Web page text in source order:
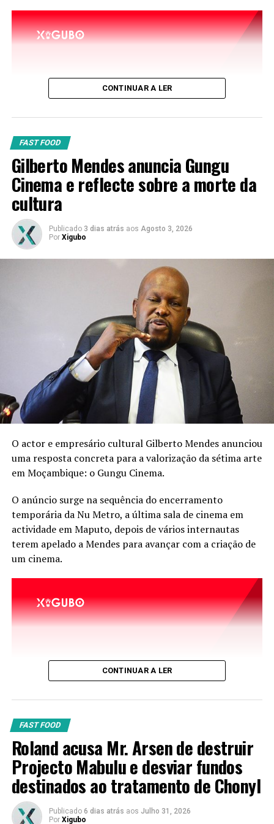
“O leite materno é precioso
e é o melhor do mundo nos
primeiros seis meses de
vida do bebé”, reforça a
artista na publicação.
A Semana Mundial do Aleitamento Materno decorre
vida sustentável: fortaleça o que funciona.”
CONTINUAR A LER
FAST FOOD
Gilberto Mendes anuncia Gungu
Cinema e reflecte sobre a morte da
cultura
Publicado 3 dias atrás aos Agosto 3, 2026
Por Xigubo
O actor e empresário cultural Gilberto Mendes anunciou
uma resposta concreta para a valorização da sétima arte
em Moçambique: o Gungu Cinema.
O anúncio surge na sequência do encerramento
temporária da Nu Metro, a última sala de cinema em
actividade em Maputo, depois de vários internautas
terem apelado a Mendes para avançar com a criação de
um cinema.
CONTINUAR A LER
FAST FOOD
Roland acusa Mr. Arsen de destruir
Projecto Mabulu e desviar fundos
destinados ao tratamento de Chonyl
Publicado 6 dias atrás aos Julho 31, 2026
Por Xigubo